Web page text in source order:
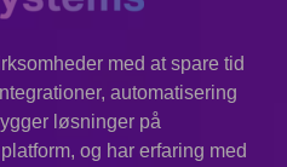
med at spare tid
automatisering
løsninger på
og har erfaring med